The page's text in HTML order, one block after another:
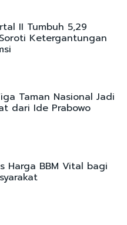
II Tumbuh 5,29
Ketergantungan
Taman Nasional Jadi
dari Ide Prabowo
Harga BBM Vital bagi